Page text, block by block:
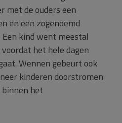
met de ouders een
en een zogenoemd
kind went meestal
het hele dagen
Wennen gebeurt ook
kinderen doorstromen
binnen het